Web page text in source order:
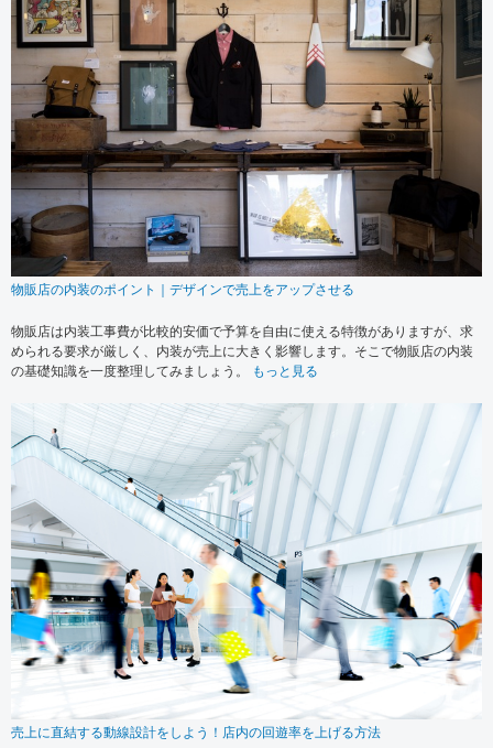
物販店の内装のポイント｜デザインで売上をアップさせる
物販店は内装工事費が比較的安価で予算を自由に使える特徴がありますが、求
められる要求が厳しく、内装が売上に大きく影響します。そこで物販店の内装
の基礎知識を一度整理してみましょう。
もっと見る
売上に直結する動線設計をしよう！店内の回遊率を上げる方法